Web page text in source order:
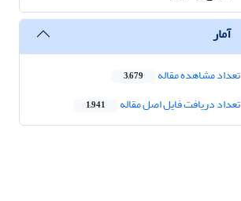
آمار
تعداد مشاهده مقاله 3,679
تعداد دریافت فایل اصل مقاله 1,941